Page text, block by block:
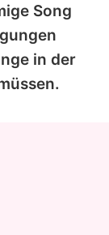
Song
in der